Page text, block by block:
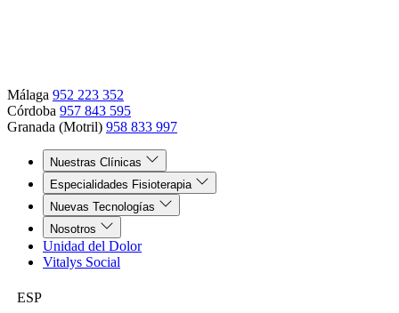
Málaga 952 223 352
Córdoba 957 843 595
Granada (Motril) 958 833 997
Nuestras Clínicas
Especialidades Fisioterapia
Nuevas Tecnologías
Nosotros
Unidad del Dolor
Vitalys Social
ESP